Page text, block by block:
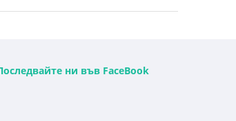
ни във FaceBook